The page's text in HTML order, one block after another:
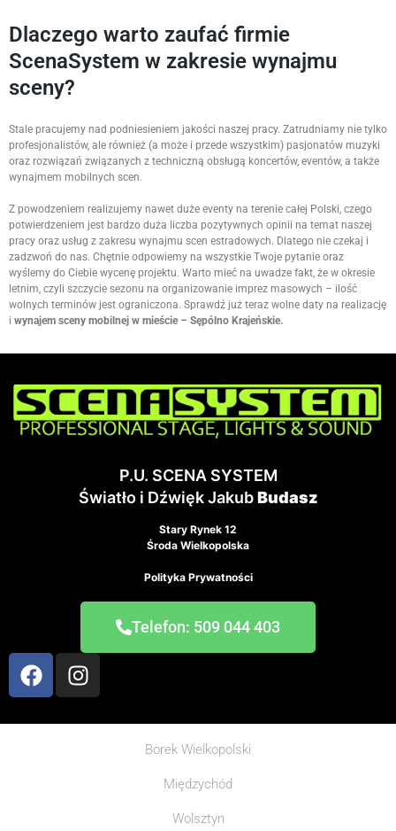
Dlaczego warto zaufać firmie
ScenaSystem w zakresie wynajmu
sceny?
Stale pracujemy nad podniesieniem jakości naszej pracy. Zatrudniamy nie tylko
profesjonalistów, ale również (a może i przede wszystkim) pasjonatów muzyki
oraz rozwiązań związanych z techniczną obsługą koncertów, eventów, a także
wynajmem mobilnych scen.
Z powodzeniem realizujemy nawet duże eventy na terenie całej Polski, czego
potwierdzeniem jest bardzo duża liczba pozytywnych opinii na temat naszej
pracy oraz usług z zakresu wynajmu scen estradowych. Dlatego nie czekaj i
zadzwoń do nas. Chętnie odpowiemy na wszystkie Twoje pytanie oraz
wyślemy do Ciebie wycenę projektu. Warto mieć na uwadze fakt, że w okresie
letnim, czyli szczycie sezonu na organizowanie imprez masowych – ilość
wolnych terminów jest ograniczona. Sprawdź już teraz wolne daty na realizację
i wynajem sceny mobilnej w mieście – Sępólno Krajeńskie.
P.U. SCENA SYSTEM
Światło i Dźwięk JakubBudasz
Stary Rynek 12
Środa Wielkopolska
Polityka Prywatności
Telefon: 509 044 403
Borek Wielkopolski
Międzychód
Wolsztyn